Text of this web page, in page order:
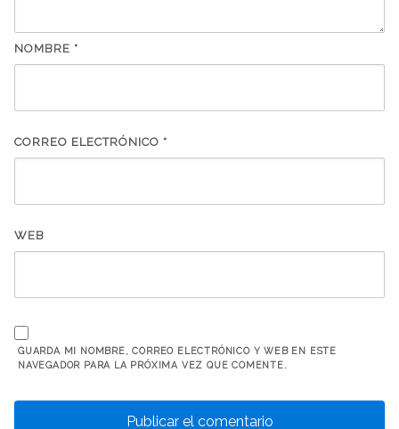
NOMBRE *
CORREO ELECTRÓNICO *
WEB
GUARDA MI NOMBRE, CORREO ELECTRÓNICO Y WEB EN ESTE
NAVEGADOR PARA LA PRÓXIMA VEZ QUE COMENTE.